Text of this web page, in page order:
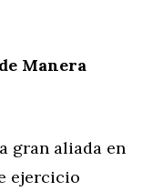
Manera
gran aliada en
ejercicio